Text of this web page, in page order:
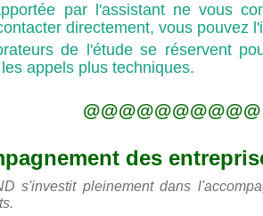
par l'assistant ne vous
directement, vous pouvez
de l'étude se réservent
appels plus techniques.
@@@@@@@@@@
des
s'investit pleinement dans